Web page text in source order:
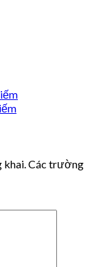
Các trường